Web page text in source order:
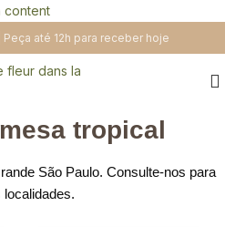
content
Peça até 12h para receber hoje
tropical
São Paulo. Consulte-nos para
localidades.